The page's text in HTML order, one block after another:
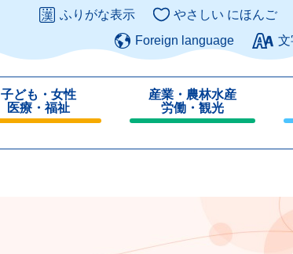
このページの
ふりがな表示 やさしい にほんご
Foreign language
文
子ども・女性
医療・福祉
産業・農林水産
労働・観光
じ